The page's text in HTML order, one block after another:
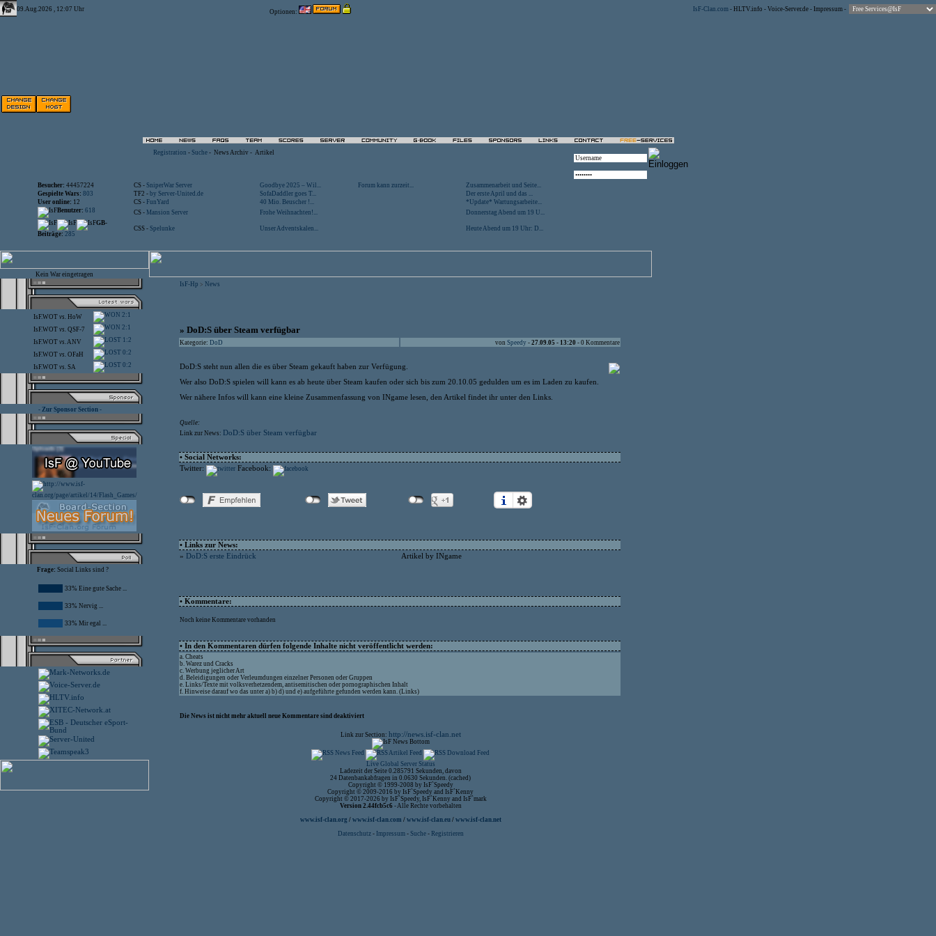
09.Aug.2026 , 12:07 Uhr Optionen: IsF-Clan.com - HLTV.info - Voice-Server.de - Impressum -
Registration - Suche - News Archiv - Artikel
Besucher: 44457224 CS - SniperWar Server Goodbye 2025 – Wil... Forum kann zurzeit...
Zusammenarbeit und Seite...
Gespielte Wars: 803 TF2 - by Server-United.de SofaDaddler goes T...
Der erste April und das ...
User online: 12 CS - FunYard 40 Mio. Beuscher !...
*Update* Wartungsarbeite...
Benutzer: 618 CS - Mansion Server Frohe Weihnachten!...
Donnerstag Abend um 19 U...
GB-
Beiträge: 285
CSS - Spelunke Unser Adventskalen... Heute Abend um 19 Uhr: D...
Kein War eingetragen
IsF.WOT vs. HoW 2:1
IsF.WOT vs. QSF-7 2:1
IsF.WOT vs.ANV 1:2
IsF.WOT vs. OFaH 0:2
IsF.WOT vs. SA 0:2
- Zur Sponsor Section -
Frage: Social Links sind ?
33% Eine gute Sache ...
33% Nervig ...
33% Mir egal ...
IsF-Hp > News
» DoD:S über Steam verfügbar
Kategorie: DoD von Speedy - 27.09.05 - 13:20 - 0 Kommentare
DoD:S steht nun allen die es über Steam gekauft haben zur Verfügung.
Wer also DoD:S spielen will kann es ab heute über Steam kaufen oder sich bis zum 20.10.05 gedulden um es im Laden zu kaufen.
Wer nähere Infos will kann eine kleine Zusammenfassung von INgame lesen, den Artikel findet ihr unter den Links.
Quelle:
Link zur News: DoD:S über Steam verfügbar
• Social Networks:
Twitter:
Facebook:
• Links zur News:
» DoD:S erste Eindrück Artikel by INgame
• Kommentare:
Noch keine Kommentare vorhanden
• In den Kommentaren dürfen folgende Inhalte nicht veröffentlicht werden:
a. Cheats
b. Warez und Cracks
c. Werbung jeglicher Art
d. Beleidigungen oder Verleumdungen einzelner Personen oder Gruppen
e. Links/Texte mit volksverhetzendem, antisemitischen oder pornographischen Inhalt
f. Hinweise darauf wo das unter a) b) d) und e) aufgeführte gefunden werden kann. (Links)
Die News ist nicht mehr aktuell neue Kommentare sind deaktiviert
Link zur Section: http://news.isf-clan.net
Live Global Server Status
Ladezeit der Seite 0.285791 Sekunden, davon
24 Datenbankabfragen in 0.0630 Sekunden. (cached)
Copyright © 1999-2008 by IsF`Speedy
Copyright © 2009-2016 by IsF`Speedy and IsF`Kenny
Copyright © 2017-2026 by IsF`Speedy, IsF`Kenny and IsF`mark
Version 2.44fcb5c6 - Alle Rechte vorbehalten
www.isf-clan.org / www.isf-clan.com / www.isf-clan.eu/ www.isf-clan.net
Datenschutz - Impressum- Suche- Registrieren